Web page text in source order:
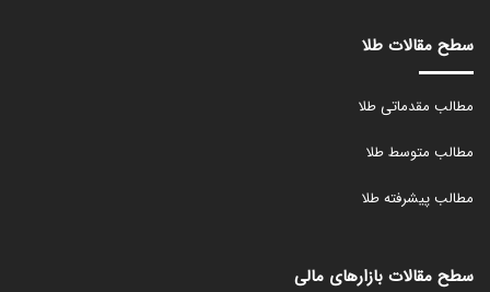
سطح مقالات طلا
مطالب مقدماتی طلا
مطالب متوسط طلا
مطالب پیشرفته طلا
سطح مقالات بازارهای مالی